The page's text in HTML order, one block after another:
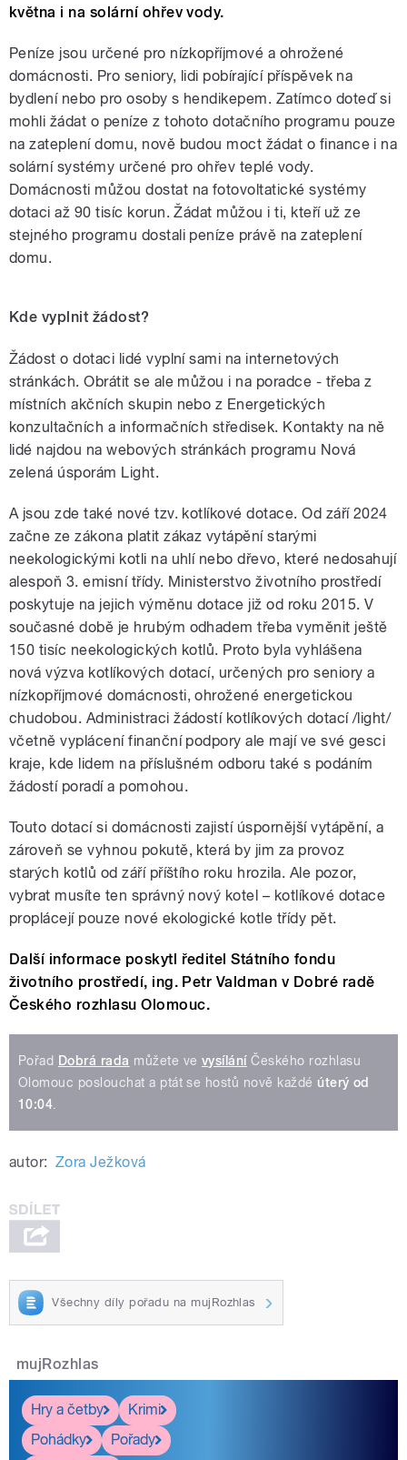
května i na solární ohřev vody.
Peníze jsou určené pro nízkopříjmové a ohrožené
domácnosti. Pro seniory, lidi pobírající příspěvek na
bydlení nebo pro osoby s hendikepem. Zatímco doteď si
mohli žádat o peníze z tohoto dotačního programu pouze
na zateplení domu, nově budou moct žádat o finance i na
solární systémy určené pro ohřev teplé vody.
Domácnosti můžou dostat na fotovoltatické systémy
dotaci až 90 tisíc korun. Žádat můžou i ti, kteří už ze
stejného programu dostali peníze právě na zateplení
domu.
Kde vyplnit žádost?
Žádost o dotaci lidé vyplní sami na internetových
stránkách. Obrátit se ale můžou i na poradce - třeba z
místních akčních skupin nebo z Energetických
konzultačních a informačních středisek. Kontakty na ně
lidé najdou na webových stránkách programu Nová
zelená úsporám Light.
A jsou zde také nové tzv. kotlíkové dotace. Od září 2024
začne ze zákona platit zákaz vytápění starými
neekologickými kotli na uhlí nebo dřevo, které nedosahují
alespoň 3. emisní třídy. Ministerstvo životního prostředí
poskytuje na jejich výměnu dotace již od roku 2015. V
současné době je hrubým odhadem třeba vyměnit ještě
150 tisíc neekologických kotlů. Proto byla vyhlášena
nová výzva kotlíkových dotací, určených pro seniory a
nízkopříjmové domácnosti, ohrožené energetickou
chudobou. Administraci žádostí kotlíkových dotací /light/
včetně vyplácení finanční podpory ale mají ve své gesci
kraje, kde lidem na příslušném odboru také s podáním
žádostí poradí a pomohou.
Touto dotací si domácnosti zajistí úspornější vytápění, a
zároveň se vyhnou pokutě, která by jim za provoz
starých kotlů od září příštího roku hrozila. Ale pozor,
vybrat musíte ten správný nový kotel – kotlíkové dotace
proplácejí pouze nové ekologické kotle třídy pět.
Další informace poskytl ředitel Státního fondu
životního prostředí, ing. Petr Valdman v Dobré radě
Českého rozhlasu Olomouc.
Pořad Dobrá rada můžete ve vysíláníČeského rozhlasu
Olomouc poslouchat a ptát se hostů nově každé úterý od
10:04
autor: Zora Ježková
Všechny díly pořadu na mujRozhlas
mujRozhlas
Hry a četby
Krimi
Pohádky
Pořady